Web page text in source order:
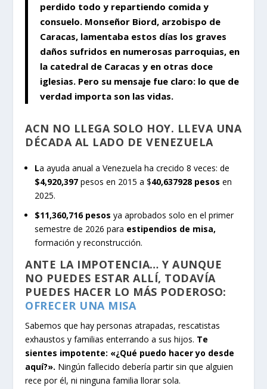
perdido todo y repartiendo comida y
consuelo. Monseñor Biord, arzobispo de
Caracas, lamentaba estos días los graves
daños sufridos en numerosas parroquias, en
la catedral de Caracas y en otras doce
iglesias. Pero su mensaje fue claro: lo que de
verdad importa son las vidas.
ACN NO LLEGA SOLO HOY. LLEVA UNA
DÉCADA AL LADO DE VENEZUELA
La ayuda anual a Venezuela ha crecido 8 veces: de
$4,920,397 pesos en 2015 a $40,637928 pesos en
2025.
$11,360,716 pesos ya aprobados solo en el primer
semestre de 2026 para estipendios de misa,
formación y reconstrucción.
ANTE LA IMPOTENCIA… Y AUNQUE
NO PUEDES ESTAR ALLÍ, TODAVÍA
PUEDES HACER LO MÁS PODEROSO:
OFRECER UNA MISA
Sabemos que hay personas atrapadas, rescatistas
exhaustos y familias enterrando a sus hijos. Te
sientes impotente: «¿Qué puedo hacer yo desde
aquí?». Ningún fallecido debería partir sin que alguien
rece por él, ni ninguna familia llorar sola.